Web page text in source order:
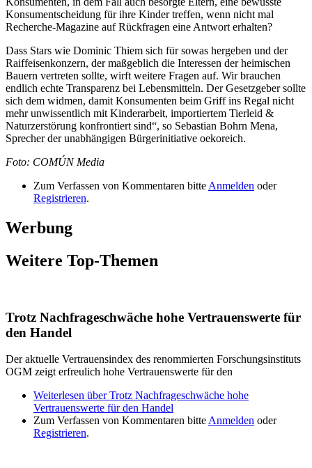
Konsumentscheidung für ihre Kinder treffen, wenn nicht mal
Recherche-Magazine auf Rückfragen eine Antwort erhalten?
Dass Stars wie Dominic Thiem sich für sowas hergeben und der
Raiffeisenkonzern, der maßgeblich die Interessen der heimischen
Bauern vertreten sollte, wirft weitere Fragen auf. Wir brauchen
endlich echte Transparenz bei Lebensmitteln. Der Gesetzgeber sollte
sich dem widmen, damit Konsumenten beim Griff ins Regal nicht
mehr unwissentlich mit Kinderarbeit, importiertem Tierleid &
Naturzerstörung konfrontiert sind“, so Sebastian Bohrn Mena,
Sprecher der unabhängigen Bürgerinitiative oekoreich.
Foto: COMÚN Media
Zum Verfassen von Kommentaren bitte Anmelden oder
Registrieren.
Werbung
Weitere Top-Themen
Trotz Nachfrageschwäche hohe Vertrauenswerte für
den Handel
Der aktuelle Vertrauensindex des renommierten Forschungsinstituts
OGM zeigt erfreulich hohe Vertrauenswerte für den
Weiterlesen über Trotz Nachfrageschwäche hohe
Vertrauenswerte für den Handel
Zum Verfassen von Kommentaren bitte Anmelden oder
Registrieren.